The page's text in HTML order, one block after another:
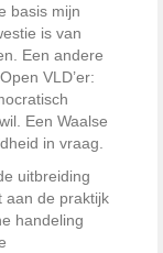
basis mijn
is van
Een andere
VLD’er:
Een Waalse
in vraag.
uitbreiding
aan de praktijk
handeling